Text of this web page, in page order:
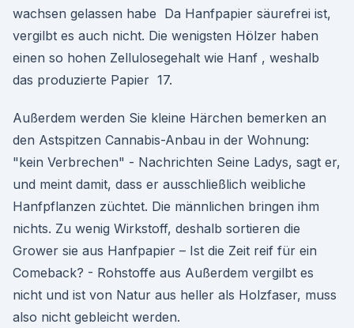
wachsen gelassen habe Da Hanfpapier säurefrei ist,
vergilbt es auch nicht. Die wenigsten Hölzer haben
einen so hohen Zellulosegehalt wie Hanf , weshalb
das produzierte Papier 17.
Außerdem werden Sie kleine Härchen bemerken an
den Astspitzen Cannabis-Anbau in der Wohnung:
"kein Verbrechen" - Nachrichten Seine Ladys, sagt er,
und meint damit, dass er ausschließlich weibliche
Hanfpflanzen züchtet. Die männlichen bringen ihm
nichts. Zu wenig Wirkstoff, deshalb sortieren die
Grower sie aus Hanfpapier – Ist die Zeit reif für ein
Comeback? - Rohstoffe aus Außerdem vergilbt es
nicht und ist von Natur aus heller als Holzfaser, muss
also nicht gebleicht werden.